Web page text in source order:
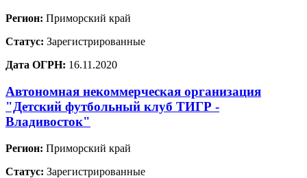
Регион: Приморский край
Статус: Зарегистрированные
Дата ОГРН: 16.11.2020
Автономная некоммерческая организация
"Детский футбольный клуб ТИГР -
Владивосток"
Регион: Приморский край
Статус: Зарегистрированные